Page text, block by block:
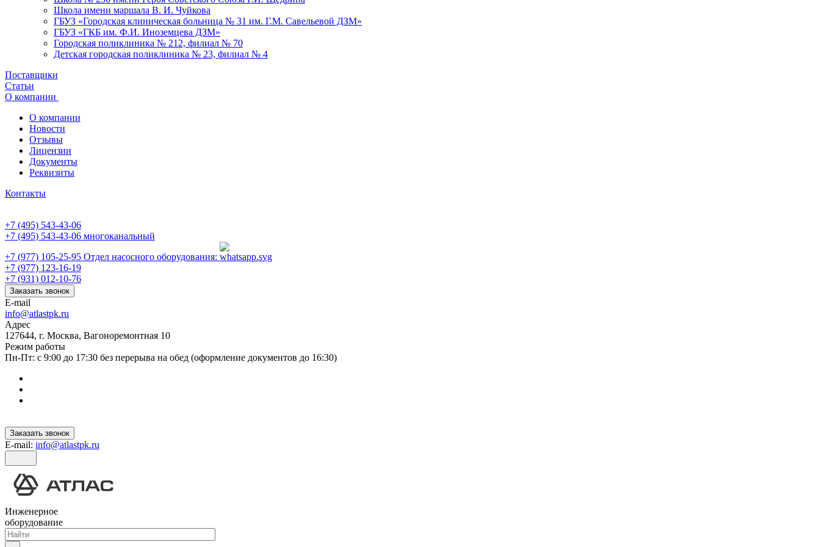
Школа имени маршала В. И. Чуйкова
ГБУЗ «Городская клиническая больница № 31 им. Г.М. Савельевой ДЗМ»
ГБУЗ «ГКБ им. Ф.И. Иноземцева ДЗМ»
Городская поликлиника № 212, филиал № 70
Детская городская поликлиника № 23, филиал № 4
Поставщики
Статьи
О компании
О компании
Новости
Отзывы
Лицензии
Документы
Реквизиты
Контакты
+7 (495) 543-43-06
+7 (495) 543-43-06 многоканальный
+7 (977) 105-25-95 Отдел насосного оборудования:
+7 (977) 123-16-19
+7 (931) 012-10-76
Заказать звонок
E-mail
info@atlastpk.ru
Адрес
127644, г. Москва, Вагоноремонтная 10
Режим работы
Пн-Пт: с 9:00 до 17:30 без перерыва на обед (оформление документов до 16:30)
Заказать звонок
E-mail: info@atlastpk.ru
Инженерное
оборудование